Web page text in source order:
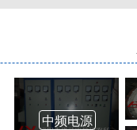
中频电源